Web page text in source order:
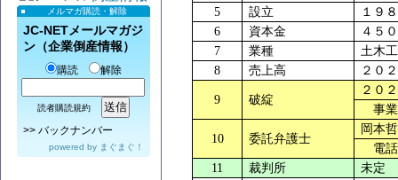
メルマガ購読・解除
JC-NETメールマガジ
ン（企業倒産情報）
購読 解除
読者購読規約
>> バックナンバー
powered by まぐまぐ！
5
設立
１９
6
資本金
４５
7
業種
土木
8
売上高 ２０
9 破綻
２０
事業
10 委託弁護士
岡本
電話
11
裁判所
未定